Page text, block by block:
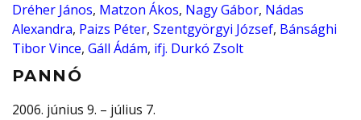
Dréher János, Matzon Ákos, Nagy Gábor, Nádas
Alexandra, Paizs Péter, Szentgyörgyi József, Bánsághi
Tibor Vince, Gáll Ádám, ifj. Durkó Zsolt
PANNÓ
2006. június 9. – július 7.